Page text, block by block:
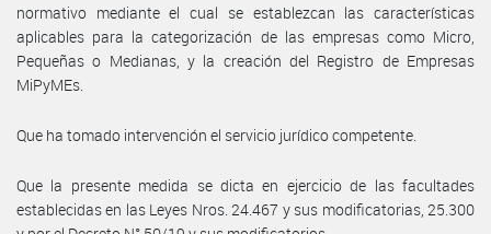
normativo mediante el cual se establezcan las características
aplicables para la categorización de las empresas como Micro,
Pequeñas o Medianas, y la creación del Registro de Empresas
MiPyMEs.
Que ha tomado intervención el servicio jurídico competente.
Que la presente medida se dicta en ejercicio de las facultades
establecidas en las Leyes Nros. 24.467 y sus modificatorias, 25.300